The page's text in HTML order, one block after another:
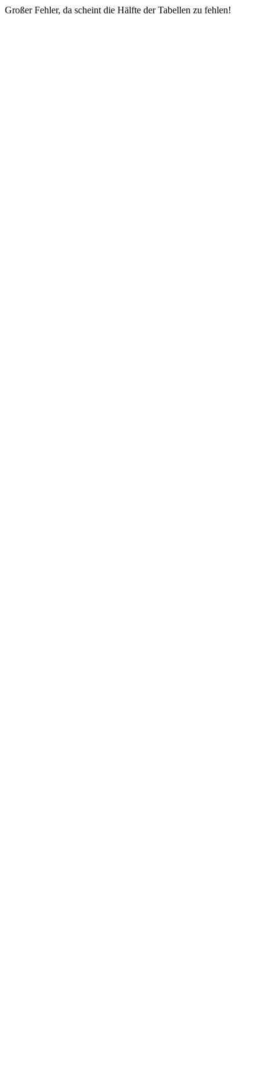
Großer Fehler, da scheint die Hälfte der Tabellen zu fehlen!